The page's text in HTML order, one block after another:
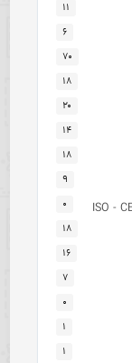
۱۱
۶
۷۰
۱۸
۲۰
۱۴
۱۸
۹
۰
۱۸
۱۶
۷
۰
۱
۱